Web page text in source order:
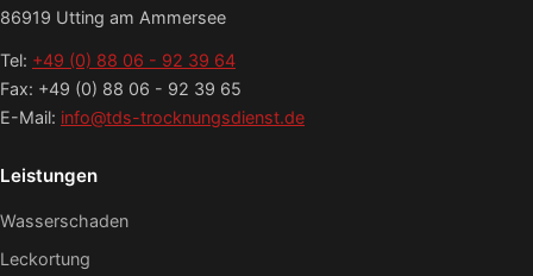
86919 Utting am Ammersee
Tel: +49 (0) 88 06 - 92 39 64
Fax: +49 (0) 88 06 - 92 39 65
E-Mail: info@tds-trocknungsdienst.de
Leistungen
Wasserschaden
Leckortung